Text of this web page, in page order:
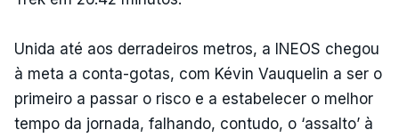
Unida até aos derradeiros metros, a INEOS chegou
à meta a conta-gotas, com Kévin Vauquelin a ser o
primeiro a passar o risco e a estabelecer o melhor
tempo da jornada, falhando, contudo, o ‘assalto’ à